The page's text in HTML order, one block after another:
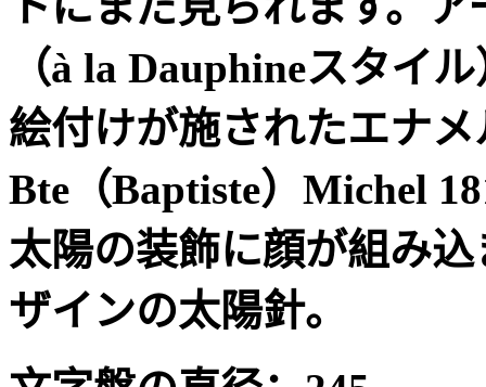
（à la Dauphineスタイ
絵付けが施されたエナ
Bte （Baptiste） Michel
太陽の装飾に顔が組み
ザインの太陽針。